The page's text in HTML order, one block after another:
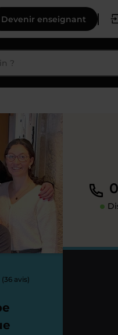
Devenir enseignant
(36 avis)